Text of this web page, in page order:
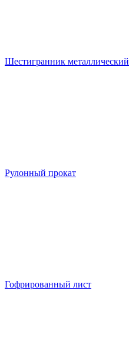
Шестигранник металлический
Рулонный прокат
Гофрированный лист